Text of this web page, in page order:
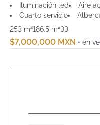
Iluminación led
Aire
Cuarto servicio
253 m²186.5 m²33
$7,000,000 MXN • en